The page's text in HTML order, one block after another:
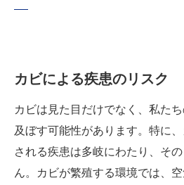
カビによる疾患のリスク
カビは見た目だけでなく、私た
及ぼす可能性があります。特に
される疾患は多岐にわたり、そ
ん。カビが繁殖する環境では、